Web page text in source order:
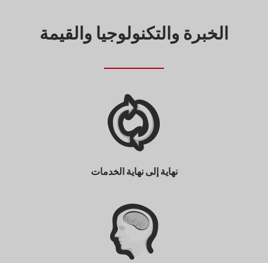
الخبرة والتكنولوجيا والقيمة
نهاية إلى نهاية الخدمات